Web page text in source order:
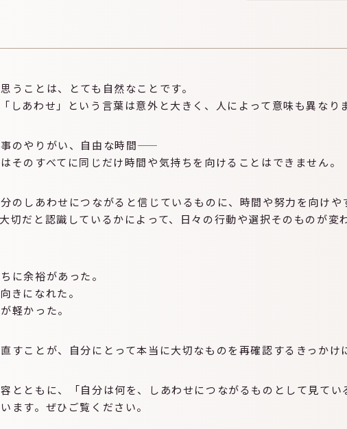
FLOW
うことは、とても自然なことです。
しあわせ」という言葉は意外と大きく、人によって意味も異なり
のやりがい、自由な時間——
そのすべてに同じだけ時間や気持ちを向けることはできません。
のしあわせにつながると信じているものに、時間や努力を向け
切だと認識しているかによって、日々の行動や選択そのものが変
に余裕があった。
きになれた。
軽かった。
すことが、自分にとって本当に大切なものを再確認するきっか
とともに、「自分は何を、しあわせにつながるものとして見て
ます。ぜひご覧ください。